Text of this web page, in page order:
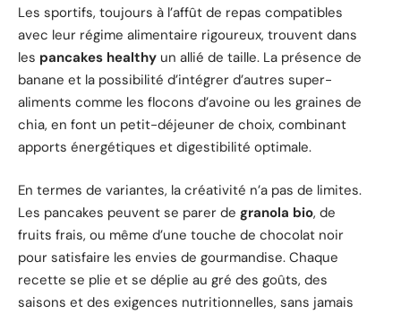
Les sportifs, toujours à l’affût de repas compatibles
avec leur régime alimentaire rigoureux, trouvent dans
les pancakes healthy un allié de taille. La présence de
banane et la possibilité d’intégrer d’autres super-
aliments comme les flocons d’avoine ou les graines de
chia, en font un petit-déjeuner de choix, combinant
apports énergétiques et digestibilité optimale.
En termes de variantes, la créativité n’a pas de limites.
Les pancakes peuvent se parer de granola bio, de
fruits frais, ou même d’une touche de chocolat noir
pour satisfaire les envies de gourmandise. Chaque
recette se plie et se déplie au gré des goûts, des
saisons et des exigences nutritionnelles, sans jamais